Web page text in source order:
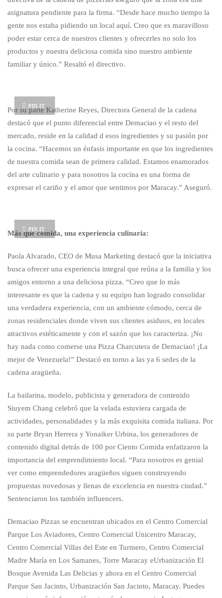
asignatura pendiente para la firma. “Desde hace mucho tiempo la
gente nos estaba pidiendo un local aquí. Creo que es maravilloso
poder estar cerca de nuestros clientes y ofrecerles no solo los
productos y nuestra deliciosa comida sino nuestro ambiente
familiar y único.” Resaltó el directivo.
PIN IT
Por su parte Katherine Reyes, Directora General de la cadena
destacó que el punto diferencial entre Demaciao y el resto del
mercado, reside en la calidad d esos ingredientes y su pasión por
la cocina. “Hacemos un énfasis importante en que los ingredientes
de nuestra comida sean de primera calidad. Estamos enamorados
del arte culinario y para nosotros la cocina es una forma de
expresar el cariño y el amor que sentimos por Maracay.” Aseguró.
PIN IT
Más que comida, una experiencia culinaria:
Paola Alvarado, CEO de Musa Marketing destacó que la iniciativa
busca ofrecer una experiencia integral que reúna a la familia y los
amigos entorno a una deliciosa pizza. “Creo que lo más
interesante es que la cadena y su equipo han logrado consolidar
una verdadera experiencia, con un ambiente cómodo, cerca de
zonas residenciales donde viven sus clientes asiduos, en locales
atractivos estéticamente y con el sazón que los caracteriza. ¡No
hay nada como comerse una Pizza Charcutera de Demaciao! ¡La
mejor de Venezuela!” Destacó en torno a las ya 6 sedes de la
cadena aragüeña.
La bailarina, modelo, publicista y generadora de contenido
Siuyem Chang celebró que la velada estuviera cargada de
actividades, personalidades y la más exquisita comida italiana. Por
su parte Bryan Herrera y Yonaiker Urbina, los generadores de
contenido digital detrás de 100 por Ciento Comida enfatizaron la
importancia del emprendimiento local. “Para nosotros es genial
ver como emprendedores aragüeños siguen construyendo
propuestas novedosas y llenas de excelencia en nuestra ciudad.”
Sentenciaron los también influencers.
Demaciao Pizzas se encuentran ubicados en el Centro Comercial
Parque Los Aviadores, Centro Comercial Unicentro Maracay,
Centro Comercial Villas del Este en Turmero, Centro Comercial
Madre María en Los Samanes, Torre Maracay eUrbanización El
Bosque Avenida Las Delicias y ahora en el Centro Comercial
Parque San Jacinto, Urbanización San Jacinto, Maracay. Puedes